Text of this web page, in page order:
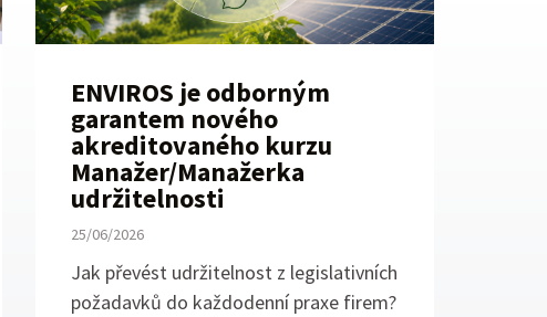
ENVIROS je odborným
garantem nového
akreditovaného kurzu
Manažer/Manažerka
udržitelnosti
25/06/2026
Jak převést udržitelnost z legislativních
požadavků do každodenní praxe firem?